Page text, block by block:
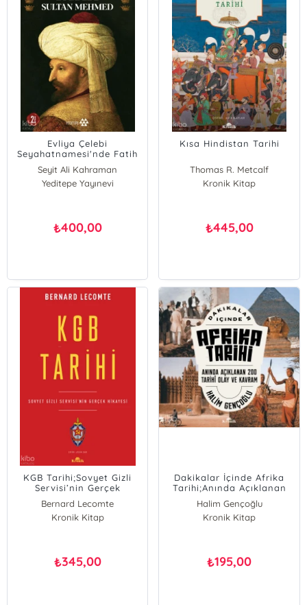
Evliya Çelebi
Seyahatnamesi'nde Fatih
Sultan Mehmed
Seyit Ali Kahraman
Yeditepe Yayınevi
₺400,00
Kısa Hindistan Tarihi
Thomas R. Metcalf
Barbara D. Metcalf
Kronik Kitap
₺445,00
KGB Tarihi;Sovyet Gizli
Servisi’nin Gerçek
Hikayesi
Bernard Lecomte
Kronik Kitap
₺345,00
Dakikalar İçinde Afrika
Tarihi;Anında Açıklanan
200 Tarihî Olay ve
Kavram
Halim Gençoğlu
Kronik Kitap
₺195,00